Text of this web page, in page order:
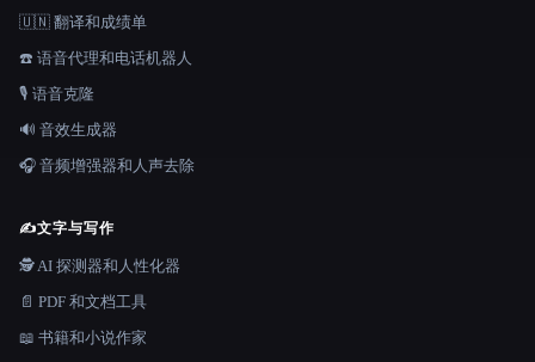
🇺🇳 翻译和成绩单
☎️ 语音代理和电话机器人
🎙️ 语音克隆
🔊 音效生成器
🎧 音频增强器和人声去除
✍️文字与写作
🕵️ AI 探测器和人性化器
📄 PDF 和文档工具
📖 书籍和小说作家